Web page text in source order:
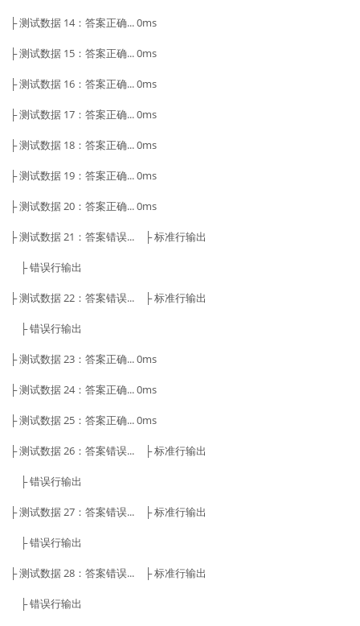
├ 测试数据 14：答案正确... 0ms
├ 测试数据 15：答案正确... 0ms
├ 测试数据 16：答案正确... 0ms
├ 测试数据 17：答案正确... 0ms
├ 测试数据 18：答案正确... 0ms
├ 测试数据 19：答案正确... 0ms
├ 测试数据 20：答案正确... 0ms
├ 测试数据 21：答案错误... ├ 标准行输出
├ 错误行输出
├ 测试数据 22：答案错误... ├ 标准行输出
├ 错误行输出
├ 测试数据 23：答案正确... 0ms
├ 测试数据 24：答案正确... 0ms
├ 测试数据 25：答案正确... 0ms
├ 测试数据 26：答案错误... ├ 标准行输出
├ 错误行输出
├ 测试数据 27：答案错误... ├ 标准行输出
├ 错误行输出
├ 测试数据 28：答案错误... ├ 标准行输出
├ 错误行输出